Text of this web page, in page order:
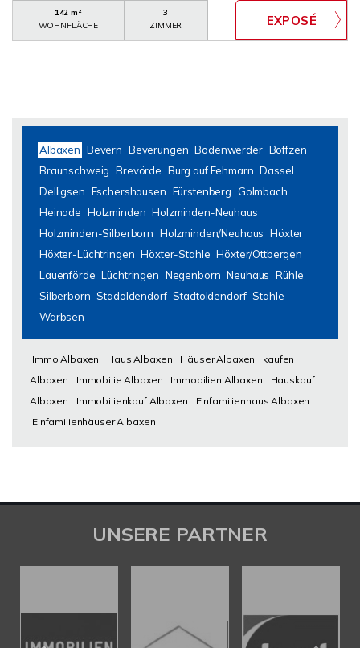
142 m²
WOHNFLÄCHE
3
ZIMMER
Albaxen Bevern Beverungen Bodenwerder Boffzen
Braunschweig Brevörde Burg auf Fehmarn Dassel
Delligsen Eschershausen Fürstenberg
Golmbach
Heinade Holzminden Holzminden-Neuhaus
Holzminden-Silberborn Holzminden/Neuhaus Höxter
Höxter-Lüchtringen Höxter-Stahle Höxter/Ottbergen
Lauenförde Lüchtringen Negenborn Neuhaus Rühle
Silberborn Stadoldendorf Stadtoldendorf Stahle
Warbsen
Immo Albaxen Haus Albaxen Häuser Albaxen
kaufen
Albaxen
Immobilie Albaxen Immobilien Albaxen
Hauskauf
Albaxen
Immobilienkauf Albaxen
Einfamilienhaus Albaxen
Einfamilienhäuser Albaxen
UNSERE PARTNER